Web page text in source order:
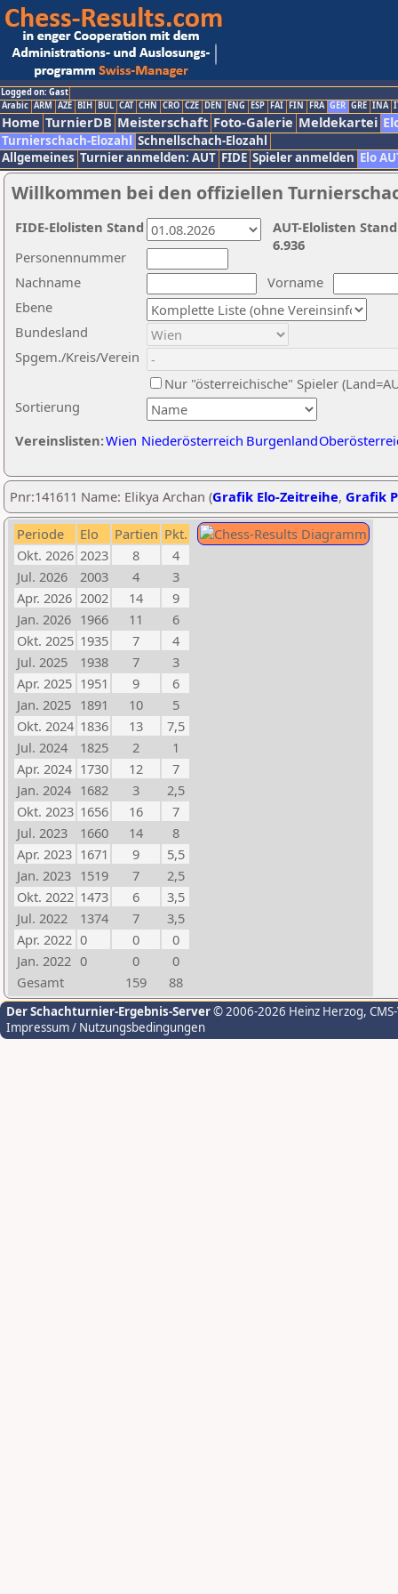
Logged on: Gast
Arabic ARM AZE BIH BUL CAT CHN CRO CZE DEN ENG ESP FAI FIN FRA GER GRE INA
Home TurnierDB Meisterschaft Foto-Galerie Meldekartei
Turnierschach-Elozahl Schnellschach-Elozahl
Allgemeines Turnier anmelden: AUT FIDE Spieler anmelden Elo
Willkommen bei den offiziellen
Nachname
Vorname
Ebene
Sortierung
Personennummer
Bundesland
Spgem./Kreis/Verein
Nur "österreichische" Spieler
Vereinslisten:Wien Niederösterreich Burgenland
AUT-Elolisten
6.936
FIDE-Elolisten Stand
Pnr:141611 Name: Elikya Archan (Grafik Elo-Zeitreihe, Grafik
Periode Elo Partien Pkt.
Okt. 2026 2023 8
4
Jul. 2026
2003 4
3
Apr. 2026 2002 14
9
Jan. 2026 1966 11
6
Okt. 2025 1935 7
4
Jul. 2025
1938 7
3
Apr. 2025 1951 9
6
Jan. 2025 1891 10
5
Okt. 2024 1836 13
7,5
Jul. 2024
1825 2
1
Apr. 2024 1730 12
7
Jan. 2024 1682 3
2,5
Okt. 2023 1656 16
7
Jul. 2023
1660 14
8
Apr. 2023 1671 9
5,5
Jan. 2023 1519 7
2,5
Okt. 2022 1473 6
3,5
Jul. 2022
1374 7
3,5
Apr. 2022 0 0
0
Jan. 2022 0 0
0
Gesamt
159 88
Der Schachturnier-Ergebnis-Server© 2006-2026 Heinz Herzog,
Impressum / Nutzungsbedingungen